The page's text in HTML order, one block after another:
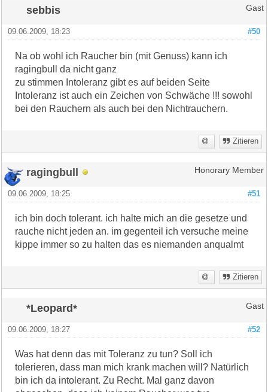
sebbis Gast
#50
09.06.2009, 18:23
Na ob wohl ich Raucher bin (mit Genuss) kann ich
ragingbull da nicht ganz
zu stimmen Intoleranz gibt es auf beiden Seite
Intoleranz ist auch ein Zeichen von Schwäche !!! sowohl
bei den Rauchern als auch bei den Nichtrauchern.
Zitieren
ragingbull Honorary Member
#51
09.06.2009, 18:25
ich bin doch tolerant. ich halte mich an die gesetze und
rauche nicht jeden an. im gegenteil ich versuche meine
kippe immer so zu halten das es niemanden anqualmt
Zitieren
*Leopard* Gast
#52
09.06.2009, 18:27
Was hat denn das mit Toleranz zu tun? Soll ich
tolerieren, dass man mich krank machen will? Natürlich
bin ich da intolerant. Zu Recht. Mal ganz davon